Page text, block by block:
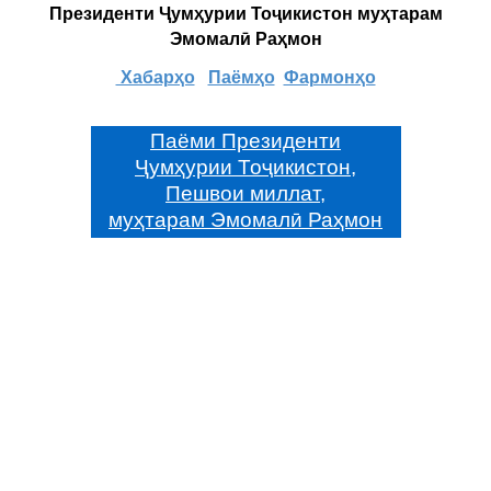
Президенти Ҷумҳурии Тоҷикистон муҳтарам
Эмомалӣ Раҳмон
Хабарҳо Паёмҳо Фармонҳо
Паёми Президенти
Ҷумҳурии Тоҷикистон,
Пешвои миллат,
муҳтарам Эмомалӣ Раҳмон